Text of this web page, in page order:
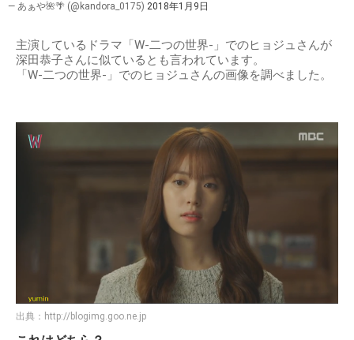
— あぁや🌺🌴 (@kandora_0175) 2018年1月9日
主演しているドラマ「W-二つの世界-」でのヒョジュさんが
深田恭子さんに似ているとも言われています。
「W-二つの世界-」でのヒョジュさんの画像を調べました。
出典： http://blogimg.goo.ne.jp